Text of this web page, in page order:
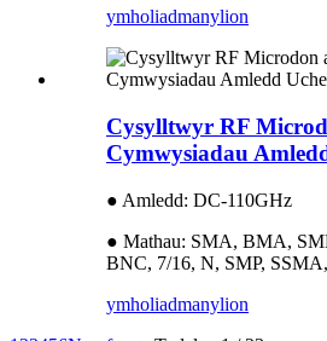
ymholiadmanylion
Cysylltwyr RF
Cymwysiadau
● Amledd: DC-110GHz
● Mathau: SMA, BMA,
BNC, 7/16, N, SMP,
ymholiadmanylion